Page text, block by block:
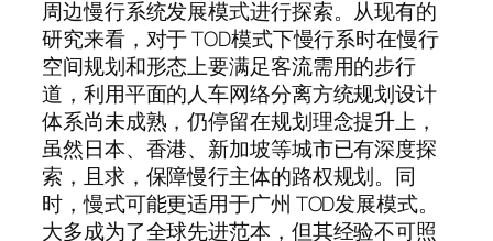
周边慢行系统发展模式进行探索。从现有的
研究来看，对于 TOD模式下慢行系时在慢行
空间规划和形态上要满足客流需用的步行
道，利用平面的人车网络分离方统规划设计
体系尚未成熟，仍停留在规划理念提升上，
虽然日本、香港、新加坡等城市已有深度探
索，且求，保障慢行主体的路权规划。同
时，慢式可能更适用于广州 TOD发展模式。
大多成为了全球先进范本，但其经验不可照